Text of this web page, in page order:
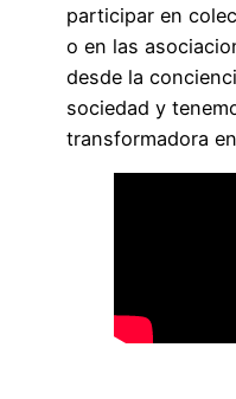
participar en
o en las
desde la
sociedad y
transformadora